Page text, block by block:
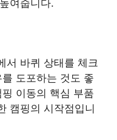
여줍니다.
서 바퀴 상태를 체크
도포하는 것도 좋
이동의 핵심 부품
캠핑의 시작점입니